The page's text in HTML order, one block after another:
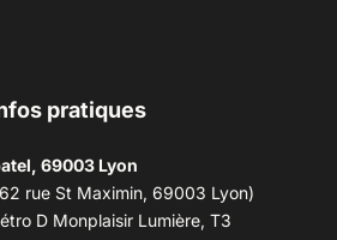
pratiques
69003 Lyon
rue St Maximin, 69003 Lyon)
D Monplaisir Lumière, T3